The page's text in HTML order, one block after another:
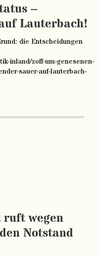
–
Lauterbach!
die Entscheidungen
inland/zoff-um-genesenen-
sauer-auf-lauterbach-
wegen
Notstand